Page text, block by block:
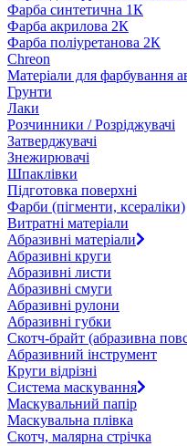
Фарба синтетична 1К
Фарба акрилова 2К
Фарба поліуретанова 2К
Chreon
Матеріали для фарбування
Грунти
Лаки
Розчинники / Розріджувачі
Затверджувачі
Знежирювачі
Шпаклівки
Підготовка поверхні
Фарби (пігменти, ксераліки)
Витратні матеріали
Абразивні матеріали
Абразивні круги
Абразивні листи
Абразивні смуги
Абразивні рулони
Абразивні губки
Скотч-брайт (абразивна
Абразивний інструмент
Круги відрізні
Система маскування
Маскувальний папір
Маскувальна плівка
Скотч, малярна стрічка